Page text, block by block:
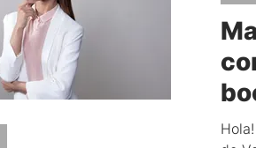
Books FotoSouvenir